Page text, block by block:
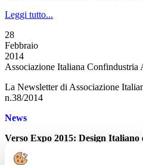
Leggi tutto...
28
Febbraio
2014
Associazione Italiana Confindustria
La Newsletter di Associazione
n.38/2014
News
Verso Expo 2015: Design
RASSEGNA STAMPA
Rassegna dell'evento tenutosi a